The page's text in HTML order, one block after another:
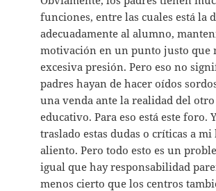
funciones, entre las cuales está la
adecuadamente al alumno,
motivación en un punto justo que
excesiva presión. Pero eso no
padres hayan de hacer oídos
una venda ante la realidad del
educativo. Para eso está este foro.
traslado estas dudas o críticas a
aliento. Pero todo esto es un
igual que hay responsabilidad
menos cierto que los centros